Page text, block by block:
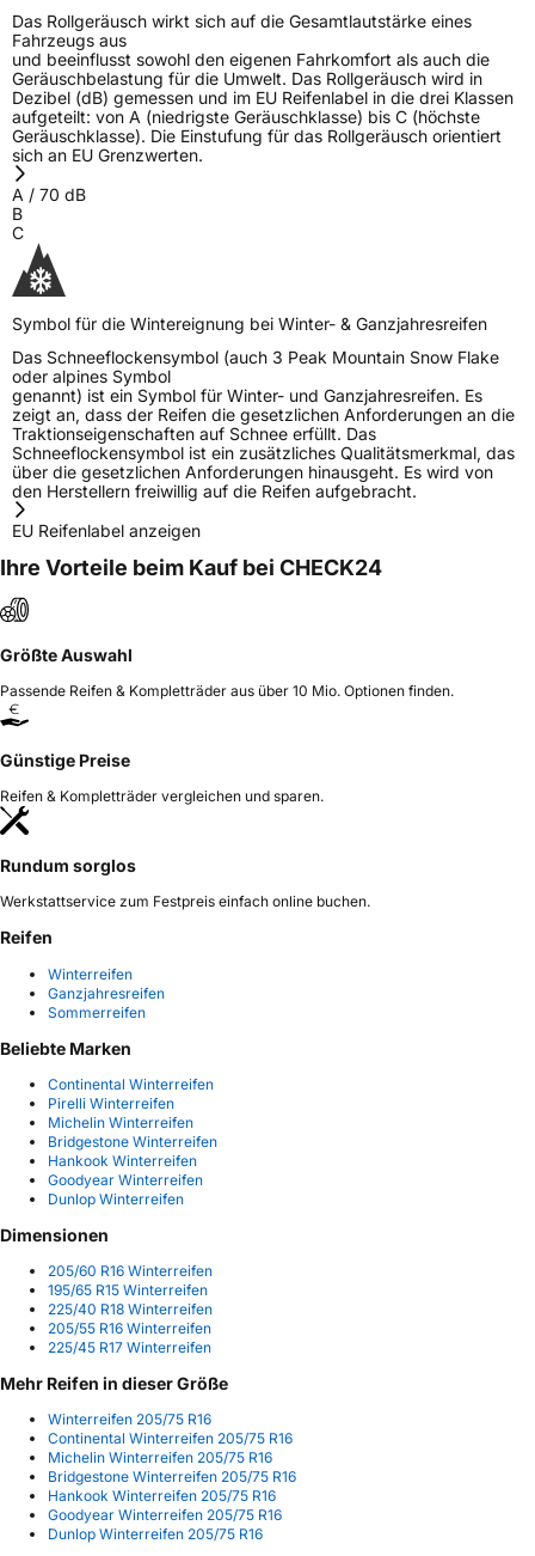
Das Rollgeräusch wirkt sich auf die Gesamtlautstärke eines
Fahrzeugs aus
und beeinflusst sowohl den eigenen Fahrkomfort als auch die
Geräuschbelastung für die Umwelt. Das Rollgeräusch wird in
Dezibel (dB) gemessen und im EU Reifenlabel in die drei Klassen
aufgeteilt: von A (niedrigste Geräuschklasse) bis C (höchste
Geräuschklasse). Die Einstufung für das Rollgeräusch orientiert
sich an EU Grenzwerten.
A / 70 dB
B
C
Symbol für die Wintereignung bei Winter- & Ganzjahresreifen
Das Schneeflockensymbol (auch 3 Peak Mountain Snow Flake
oder alpines Symbol
genannt) ist ein Symbol für Winter- und Ganzjahresreifen. Es
zeigt an, dass der Reifen die gesetzlichen Anforderungen an die
Traktionseigenschaften auf Schnee erfüllt. Das
Schneeflockensymbol ist ein zusätzliches Qualitätsmerkmal, das
über die gesetzlichen Anforderungen hinausgeht. Es wird von
den Herstellern freiwillig auf die Reifen aufgebracht.
EU Reifenlabel anzeigen
Ihre Vorteile beim Kauf bei CHECK24
Größte Auswahl
Passende Reifen & Kompletträder aus über 10 Mio. Optionen finden.
Günstige Preise
Reifen & Kompletträder vergleichen und sparen.
Rundum sorglos
Werkstattservice zum Festpreis einfach online buchen.
Reifen
Winterreifen
Ganzjahresreifen
Sommerreifen
Beliebte Marken
Continental Winterreifen
Pirelli Winterreifen
Michelin Winterreifen
Bridgestone Winterreifen
Hankook Winterreifen
Goodyear Winterreifen
Dunlop Winterreifen
Dimensionen
205/60 R16 Winterreifen
195/65 R15 Winterreifen
225/40 R18 Winterreifen
205/55 R16 Winterreifen
225/45 R17 Winterreifen
Mehr Reifen in dieser Größe
Winterreifen 205/75 R16
Continental Winterreifen 205/75 R16
Michelin Winterreifen 205/75 R16
Bridgestone Winterreifen 205/75 R16
Hankook Winterreifen 205/75 R16
Goodyear Winterreifen 205/75 R16
Dunlop Winterreifen 205/75 R16